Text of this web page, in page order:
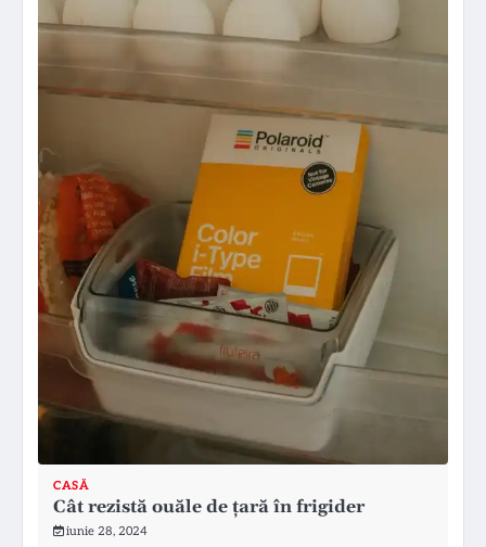
CASĂ
Cât rezistă ouăle de țară în frigider
iunie 28, 2024